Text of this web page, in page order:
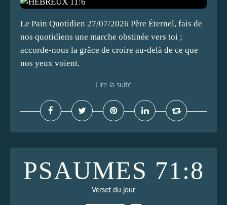
Le Pain Quotidien 27/07/2026 Père Éternel, fais de
nos quotidiens une marche obstinée vers toi ;
accorde-nous la grâce de croire au-delà de ce que
nos yeux voient.
Lire la suite
PSAUMES 71:8
Verset du jour